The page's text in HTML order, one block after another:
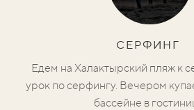
СЕРФИНГ
Едем на Халактырский пляж к
урок по серфингу. Вечером
бассейне в